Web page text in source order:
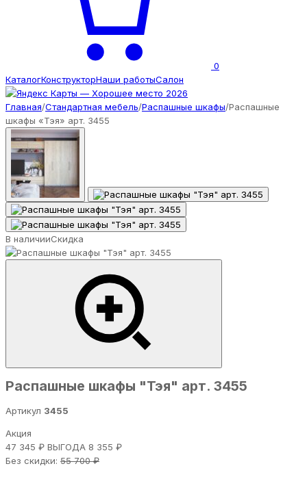
0
КаталогКонструкторНаши работыСалон
Главная/Стандартная мебель/Распашные шкафы/Распашные
шкафы «Тэя» арт. 3455
В наличииСкидка
Распашные шкафы "Тэя" арт. 3455
Артикул 3455
Акция
47 345 ₽ ВЫГОДА 8 355 ₽
Без скидки: 55 700 ₽